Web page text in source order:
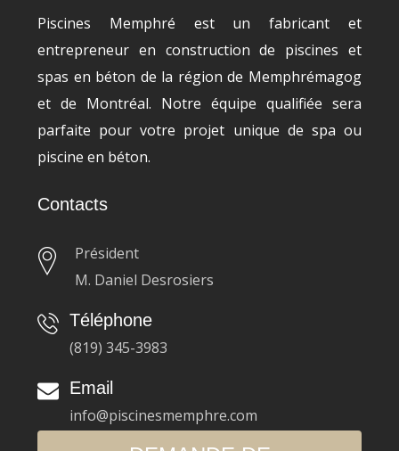
Piscines Memphré est un fabricant et
entrepreneur en construction de piscines et
spas en béton de la région de Memphrémagog
et de Montréal. Notre équipe qualifiée sera
parfaite pour votre projet unique de spa ou
piscine en béton.
Contacts
Président
M. Daniel Desrosiers
Téléphone
(819) 345-3983
Email
info@piscinesmemphre.com